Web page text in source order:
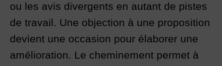
ou les avis divergents en autant de pistes
de travail. Une objection à une proposition
devient une occasion pour élaborer une
amélioration. Le cheminement permet à